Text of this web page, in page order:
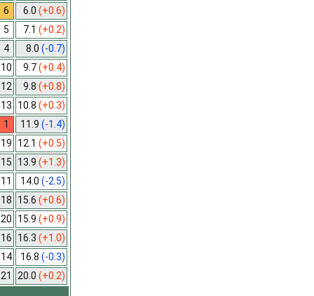
6 6.0 (+0.6)
5 7.1 (+0.2)
4 8.0 (-0.7)
10 9.7(+0.4)
12 9.8 (+0.8)
13 10.8 (+0.3)
1 11.9 (-1.4)
19 12.1 (+0.5)
15 13.9 (+1.3)
11 14.0 (-2.5)
18 15.6 (+0.6)
20 15.9 (+0.9)
16 16.3 (+1.0)
14 16.8 (-0.3)
21 20.0 (+0.2)